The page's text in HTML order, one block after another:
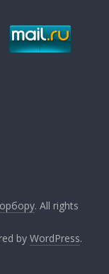
. All rights
by WordPress.